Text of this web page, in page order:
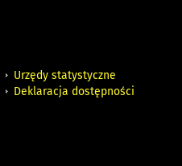
Urzędy statystyczne
Deklaracja dostępności